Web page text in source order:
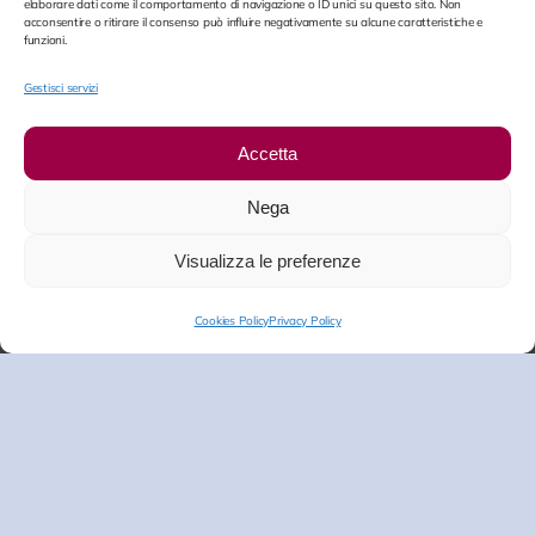
elaborare dati come il comportamento di navigazione o ID unici su questo sito. Non
acconsentire o ritirare il consenso può influire negativamente su alcune caratteristiche e
funzioni.
Gestisci servizi
Accetta
Nega
Visualizza le preferenze
Cookies PolicyPrivacy Policy